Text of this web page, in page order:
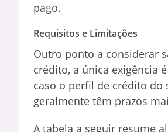
pago.
Requisitos e Limitações
Outro ponto a considerar
crédito, a única exigência
caso o perfil de crédito do
geralmente têm prazos
A tabela a seguir resume